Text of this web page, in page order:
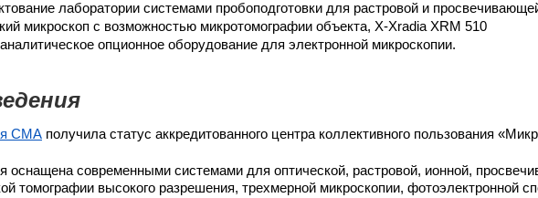
лаборатории системами пробоподготовки для растровой и
микроскоп с возможностью микротомографии объекта, X-Xradia XRM 510
опционное оборудование для электронной микроскопии.
СМА получила статус аккредитованного центра коллективного пользования
оснащена современными системами для оптической, растровой, ионной,
томографии высокого разрешения, трехмерной микроскопии, фотоэлектронной